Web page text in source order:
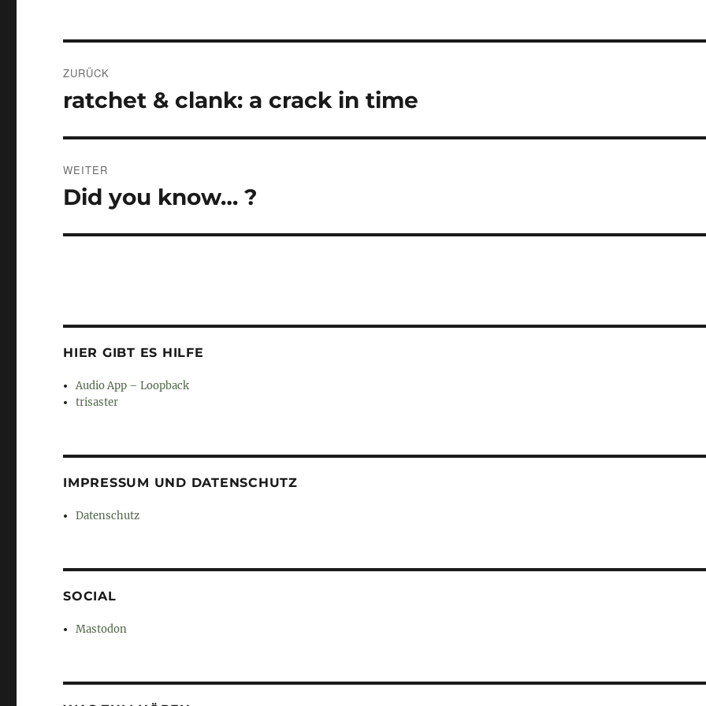
ZURÜCK
Vorheriger
ratchet & clank: a crack in time
WEITER
Nächster
Did you know… ?
HIER GIBT ES HILFE
Audio App – Loopback
trisaster
IMPRESSUM UND DATENSCHUTZ
Datenschutz
SOCIAL
Mastodon